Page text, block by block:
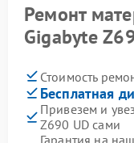
Ремонт
Gigabyte
Стоимость
Бесплатная
Привезем и
Z690 UD сами
Гарантия на